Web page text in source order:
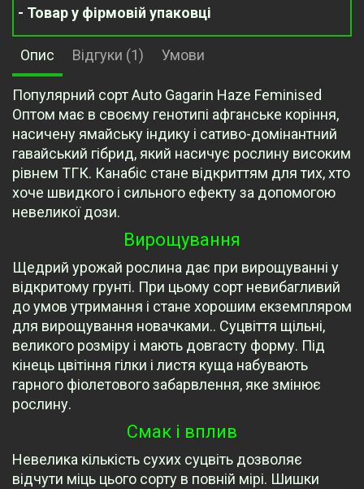
- Товар у фірмовій упаковці
Опис Відгуки (1) Умови
Популярний сорт Auto Gagarin Haze Feminised
Оптом має в своєму генотипі афганське коріння,
насичену ямайську індику і сативо-домінантний
гавайський гібрид, який насичує рослину високим
рівнем ТГК. Канабіс стане відкриттям для тих, хто
хоче швидкого і сильного ефекту за допомогою
невеликої дози.
Вирощування
Щедрий урожай рослина дає при вирощуванні у
відкритому грунті. При цьому сорт невибагливий
до умов утримання і стане хорошим екземпляром
для вирощування новачками.. Суцвіття щільні,
великого розміру і мають довгасту форму. Під
кінець цвітіння гілки і листя куща набувають
гарного фіолетового забарвлення, яке змінює
рослину.
Смак і вплив
Невелика кількість сухих суцвіть дозволяє
відчути міць цього сорту в повній мірі. Шишки